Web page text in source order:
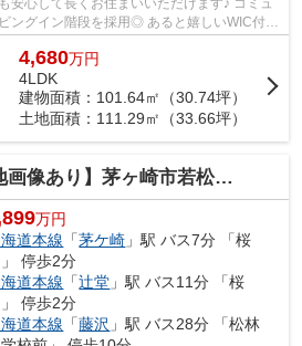
ングイン階段を採用◎ あると嬉しいWIC付
担軽減に繋...
4,680万円
4LDK
建物面積：101.64㎡（30.74坪）
土地面積：111.29㎡（33.66坪）
像あり】茅ヶ崎市若松町1期 全2棟 2号棟
万円
道本線 「茅ケ崎 」駅 バス7分 「桜
停歩2分
道本線 「辻堂 」駅 バス11分 「桜
停歩2分
道本線 「藤沢 」駅 バス28分 「松林